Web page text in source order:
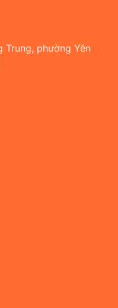
Trung, phường Yên